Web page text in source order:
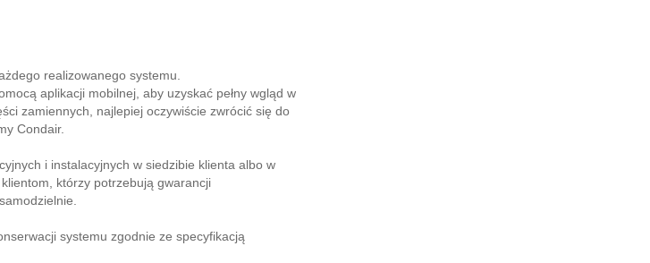
realizowanego systemu.
aplikacji mobilnej, aby uzyskać pełny wgląd w
zamiennych, najlepiej oczywiście zwrócić się do
Condair.
i instalacyjnych w siedzibie klienta albo w
którzy potrzebują gwarancji
systemu zgodnie ze specyfikacją